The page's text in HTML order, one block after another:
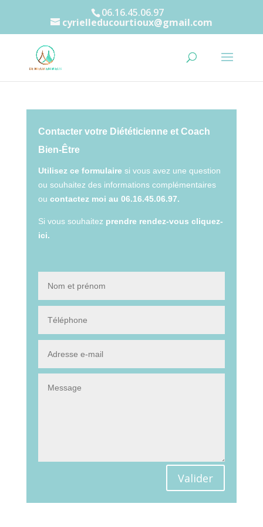
06.16.45.06.97
cyrielleducourtioux@gmail.com
Contacter votre Diététicienne et Coach
Bien-Être
Utilisez ce formulairesi vous avez une question
ou souhaitez des informations complémentaires
ou contactez moi au 06.16.45.06.97.
Si vous souhaitez prendre rendez-vous cliquez-
ici.
Valider